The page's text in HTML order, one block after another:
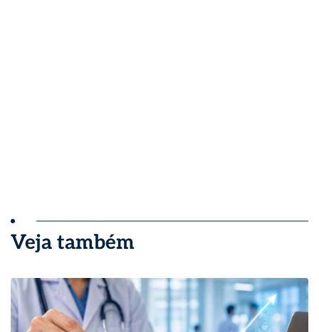
Veja também